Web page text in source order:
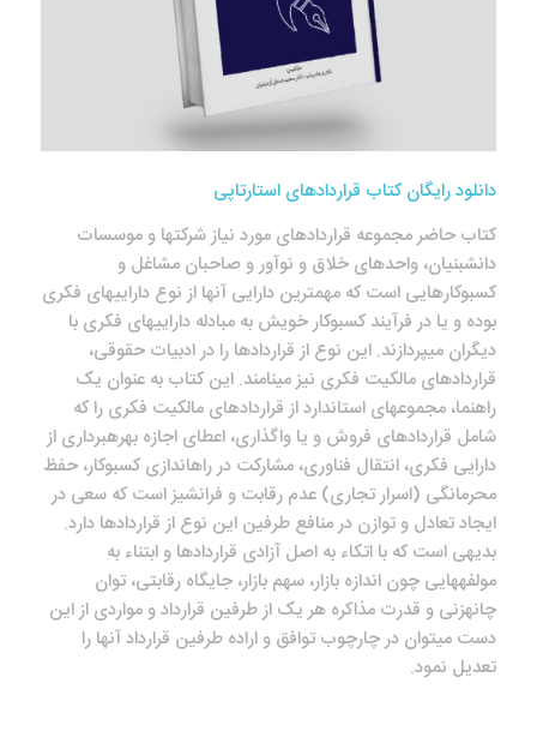
دانلود رایگان کتاب قراردادهای استارتاپی
کتاب حاضر مجموعه قراردادهای مورد نیاز شرکت‎ها و موسسات
دانش‎بنیان، واحدهای خلاق و نوآور و صاحبان مشاغل و
کسب‎وکارهایی است که مهمترین دارایی آن‎ها از نوع دارایی‎های فکری
بوده و یا در فرآیند کسب‎وکار خویش به مبادله دارایی‎های فکری با
دیگران می‎پردازند. این نوع از قراردادها را در ادبیات حقوقی،
قراردادهای مالکیت فکری نیز می‎نامند. این کتاب به عنوان یک
راهنما، مجموعه‎ای استاندارد از قراردادهای مالکیت فکری را که
شامل قراردادهای فروش و یا واگذاری، اعطای اجازه بهره‎برداری از
دارایی فکری، انتقال فناوری، مشارکت در راه‎اندازی کسب‎وکار، حفظ
محرمانگی (اسرار تجاری) عدم رقابت و فرانشیز است که سعی در
ایجاد تعادل و توازن در منافع طرفین این نوع از قراردادها دارد.
بدیهی است که با اتکاء به اصل آزادی قراردادها و ابتناء به
مولفه‎هایی چون اندازه بازار، سهم بازار، جایگاه رقابتی، توان
چانه‎زنی و قدرت مذاکره هر یک از طرفین قرارداد و مواردی از این
دست می‎توان در چارچوب توافق و اراده طرفین قرارداد آن‎ها را
تعدیل نمود.